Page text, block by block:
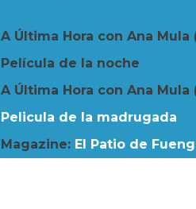
A Última Hora con Ana Mula
Película de la noche
A Última Hora con Ana Mula
Pelicula de la madrugada
Magazine: El Patio de